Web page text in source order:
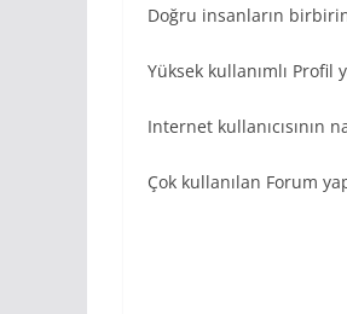
Doğru insanların
Yüksek kullanımlı Profil
Internet kullanıcısının
Çok kullanılan Forum